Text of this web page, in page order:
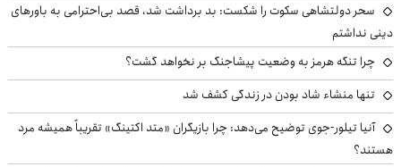
سحر دولتشاهی سکوت را شکست: بد برداشت شد، قصد بی‌احترامی به باورهای
دینی نداشتم
چرا تنگه هرمز به وضعیت پیشاجنگ بر نخواهد گشت؟
تنها منشاء شاد بودن در زندگی کشف شد
آنیا تیلور-جوی توضیح می‌دهد: چرا بازیگران «متد اکتینگ» تقریباً همیشه مرد
هستند؟